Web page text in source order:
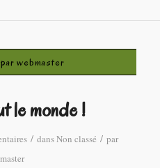
webmaster
le monde !
/ dansNon classé / par